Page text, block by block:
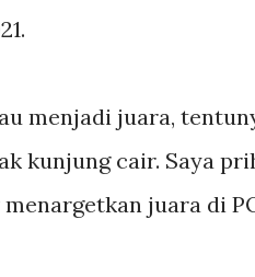
menjadi juara,
kunjung cair. Saya
juara di